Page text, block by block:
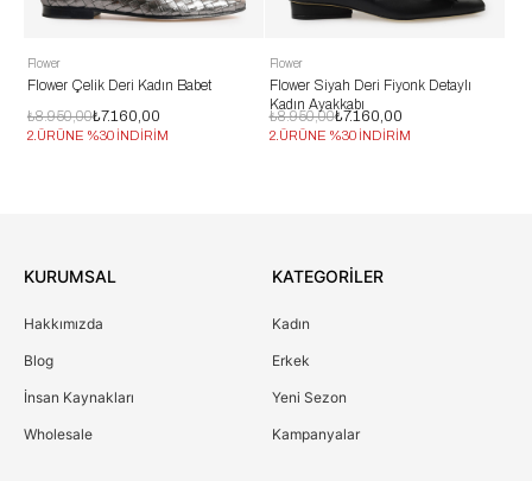
Çelik Deri Kadın Babet
₺7.160,00
%30 İNDİRİM
Flower Siyah Deri Fiyonk Detaylı
Kadın Ayakkabı
₺7.160,00
₺8.950,00
2.ÜRÜNE %30 İNDİRİM
KURUMSAL
Hakkımızda
Blog
İnsan Kaynakları
Wholesale
KATEGORİLER
Kadın
Erkek
Yeni Sezon
Kampanyalar